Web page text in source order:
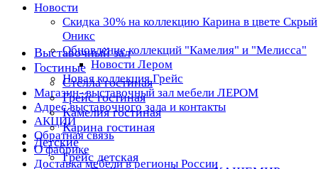
Новости
Скидка 30% на коллекцию Карина в цвете Скрый
Оникс
Обновление коллекций "Камелия" и "Мелисса"
Новости Лером
Новая коллекция Грейс
Магазин- выставочный зал мебели ЛЕРОМ
Адрес выставочного зала и контакты
АКЦИИ
Обратная связь
О фабрике
Доставка мебели в регионы России
Выставочный зал
Гостиные
Стелла гостиная
Грейс гостиная
Камелия гостиная
Карина гостиная
Детские
Грейс детская